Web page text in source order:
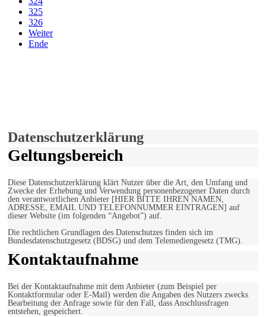
325
326
Weiter
Ende
Datenschutzerklärung
Geltungsbereich
Diese Datenschutzerklärung klärt Nutzer über die Art, den Umfang und
Zwecke der Erhebung und Verwendung personenbezogener Daten durch
den verantwortlichen Anbieter [HIER BITTE IHREN NAMEN,
ADRESSE, EMAIL UND TELEFONNUMMER EINTRAGEN] auf
dieser Website (im folgenden “Angebot”) auf.
Die rechtlichen Grundlagen des Datenschutzes finden sich im
Bundesdatenschutzgesetz (BDSG) und dem Telemediengesetz (TMG).
Kontaktaufnahme
Bei der Kontaktaufnahme mit dem Anbieter (zum Beispiel per
Kontaktformular oder E-Mail) werden die Angaben des Nutzers zwecks
Bearbeitung der Anfrage sowie für den Fall, dass Anschlussfragen
entstehen, gespeichert.